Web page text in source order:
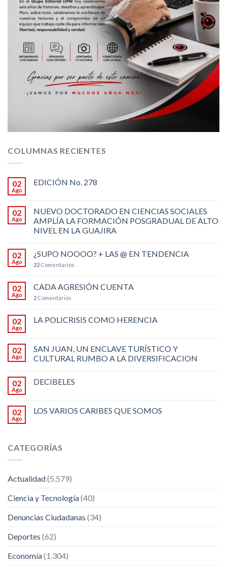
COLUMNAS RECIENTES
02
Ago
EDICIÓN No. 278
02
Ago
NUEVO DOCTORADO EN CIENCIAS SOCIALES
AMPLÍA LA FORMACIÓN POSGRADUAL DE ALTO
NIVEL EN LA GUAJIRA
02
Ago
¿SUPO NOOOO? + LAS @ EN TENDENCIA
22 Comentarios
02
Ago
CADA AGRESIÓN CUENTA
2 Comentarios
02
Ago
LA POLICRISIS COMO HERENCIA
02
Ago
SAN JUAN, UN ENCLAVE TURÍSTICO Y
CULTURAL RUMBO A LA DIVERSIFICACION
02
Ago
DECIBELES
02
Ago
LOS VARIOS CARIBES QUE SOMOS
CATEGORÍAS
Actualidad(5.579)
Ciencia y Tecnología(40)
Denuncias Ciudadanas (34)
Deportes (62)
Economía(1.304)